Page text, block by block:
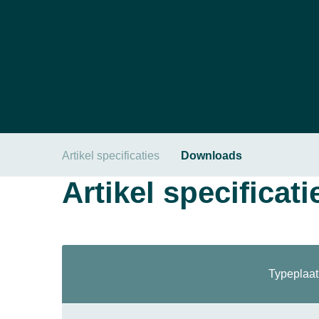
Artikel specificaties Downloads
Artikel
Typeplaat